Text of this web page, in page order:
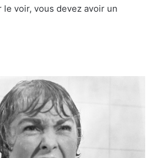
le voir, vous devez avoir un